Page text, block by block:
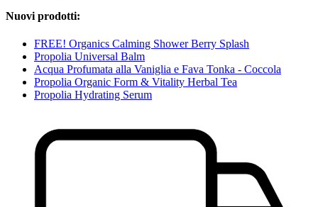
Nuovi prodotti:
FREE! Organics Calming Shower Berry Splash
Propolia Universal Balm
Acqua Profumata alla Vaniglia e Fava Tonka - Coccola
Propolia Organic Form & Vitality Herbal Tea
Propolia Hydrating Serum